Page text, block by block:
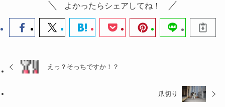
よかったらシェアしてね！
えっ？そっちですか！？
爪切り